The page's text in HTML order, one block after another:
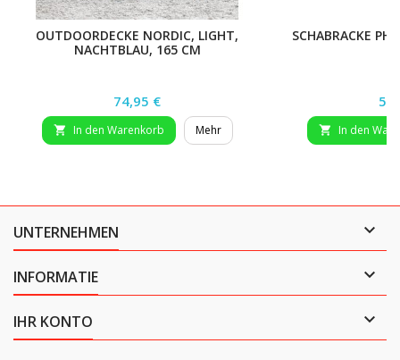
OUTDOORDECKE NORDIC, LIGHT,
NACHTBLAU, 165 CM
Preis
74,95 €
 In den Warenkorb Mehr
SCHABRACKE
 In den
UNTERNEHMEN 
INFORMATIE 
IHR KONTO 